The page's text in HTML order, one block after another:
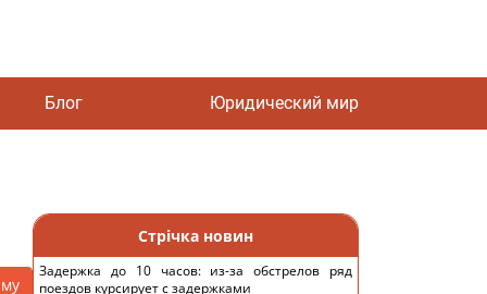
Блог Юридический мир
Стрічка новин
Задержка до 10 часов: из-за обстрелов ряд
поездов курсирует с задержками